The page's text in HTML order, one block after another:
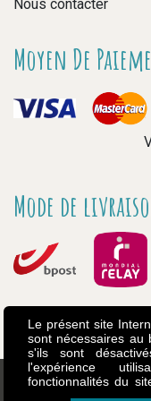
Nous contacter
Moyen De
Mode de
Le présent site
sont nécessaires au
s'ils sont
l'expérience
fonctionnalités du
fins d'analyse ou de